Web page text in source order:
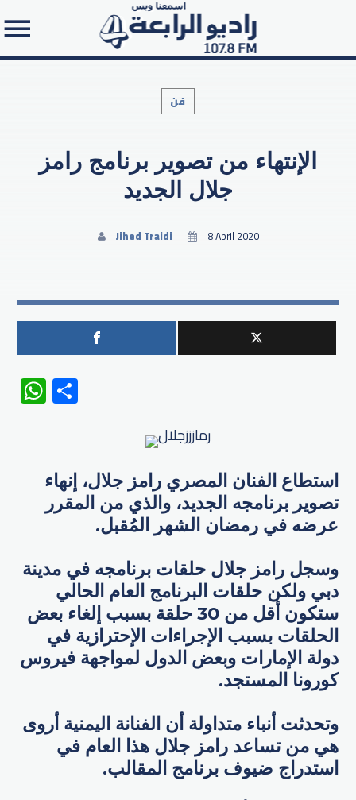
Search in the website:
فن
الإنتهاء من تصوير برنامج رامز
جلال الجديد
Jihed Traidi 8 April 2020
WhatsApp
استطاع الفنان المصري رامز جلال، إنهاء
تصوير برنامجه الجديد، والذي من المقرر
عرضه في رمضان الشهر المُقبل.
وسجل رامز جلال حلقات برنامجه في مدينة
دبي ولكن حلقات البرنامج العام الحالي
ستكون أقل من 30 حلقة بسبب إلغاء بعض
الحلقات بسبب الإجراءات الإحترازية في
دولة الإمارات وبعض الدول لمواجهة فيروس
كورونا المستجد.
وتحدثت أنباء متداولة أن الفنانة اليمنية أروى
هي من تساعد رامز جلال هذا العام في
استدراج ضيوف برنامج المقالب.